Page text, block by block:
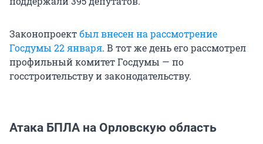
Законопроектбыл внесен на рассмотрение
Госдумы 22 января. В тот же день его рассмотрел
профильный комитет Госдумы — по
госстроительству и законодательству.
Атака БПЛА на Орловскую область